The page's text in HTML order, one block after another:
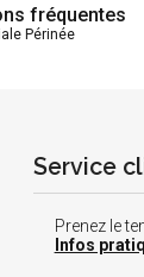
fréquentes
Périnée
Service
Prenez le
Infos